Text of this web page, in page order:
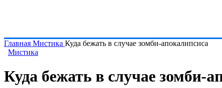
Главная Мистика Куда бежать в случае зомби-апокалипсиса
Мистика
Куда бежать в случае зомби-